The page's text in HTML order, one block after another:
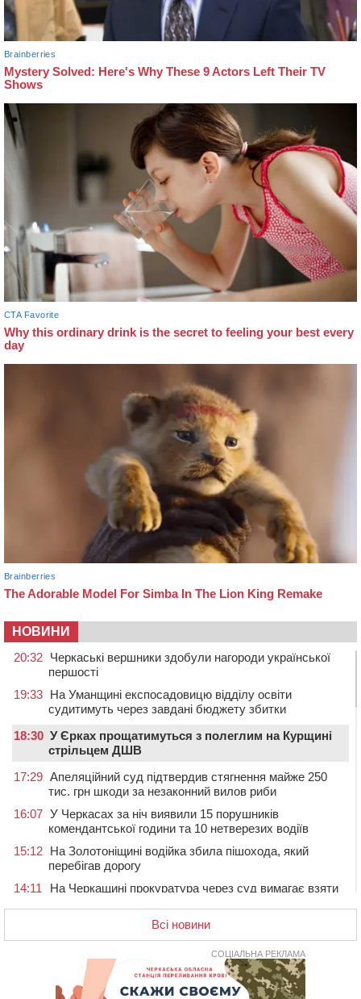
НОВИНИ
20:32 Черкаські вершники здобули нагороди української
першості
19:33 На Уманщині експосадовицю відділу освіти
судитимуть через завдані бюджету збитки
18:30 У Єрках прощатимуться з полеглим на Курщині
стрільцем ДШВ
17:29 Апеляційний суд підтвердив стягнення майже 250
тис. грн шкоди за незаконний вилов риби
16:07 У Черкасах за ніч виявили 15 порушників
комендантської години та 10 нетверезих водіїв
15:12 На Золотоніщині водійка збила пішохода, який
перебігав дорогу
14:11
На Черкащині прокуратура через суд вимагає взяти
У Смілі біля магазину під колесами вантажівки
загинула жінка
У Черкасах пропонують для приватизації
п’ятиповерховий об’єкт у центрі міста
Всі новини
СОЦІАЛЬНА РЕКЛАМА